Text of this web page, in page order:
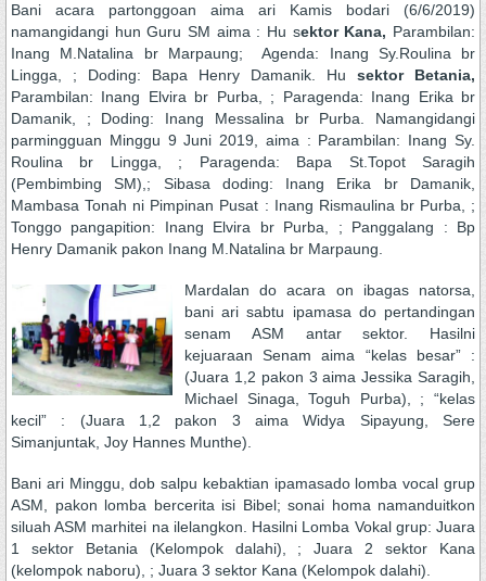
Bani acara partonggoan aima ari Kamis bodari (6/6/2019)
namangidangi hun Guru SM aima : Hu sektor Kana, Parambilan:
Inang M.Natalina br Marpaung; Agenda: Inang Sy.Roulina br
Lingga, ; Doding: Bapa Henry Damanik. Hu sektor Betania,
Parambilan: Inang Elvira br Purba, ; Paragenda: Inang Erika br
Damanik, ; Doding: Inang Messalina br Purba. Namangidangi
parmingguan Minggu 9 Juni 2019, aima : Parambilan: Inang Sy.
Roulina br Lingga, ; Paragenda: Bapa St.Topot Saragih
(Pembimbing SM),; Sibasa doding: Inang Erika br Damanik,
Mambasa Tonah ni Pimpinan Pusat : Inang Rismaulina br Purba, ;
Tonggo pangapition: Inang Elvira br Purba, ; Panggalang : Bp
Henry Damanik pakon Inang M.Natalina br Marpaung.
Mardalan do acara on ibagas natorsa,
bani ari sabtu ipamasa do pertandingan
senam ASM antar sektor. Hasilni
kejuaraan Senam aima “kelas besar” :
(Juara 1,2 pakon 3 aima Jessika Saragih,
Michael Sinaga, Toguh Purba), ; “kelas
kecil” : (Juara 1,2 pakon 3 aima Widya Sipayung, Sere
Simanjuntak, Joy Hannes Munthe).
Bani ari Minggu, dob salpu kebaktian ipamasado lomba vocal grup
ASM, pakon lomba bercerita isi Bibel; sonai homa namanduitkon
siluah ASM marhitei na ilelangkon. Hasilni Lomba Vokal grup: Juara
1 sektor Betania (Kelompok dalahi), ; Juara 2 sektor Kana
(kelompok naboru), ; Juara 3 sektor Kana (Kelompok dalahi).